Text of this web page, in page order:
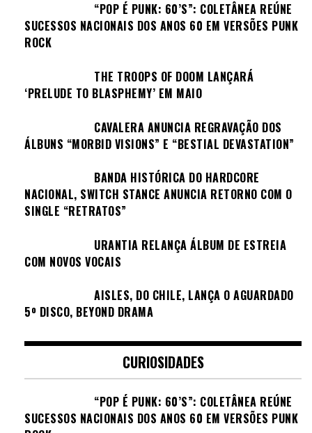
“POP É PUNK: 60’S”: COLETÂNEA REÚNE
SUCESSOS NACIONAIS DOS ANOS 60 EM VERSÕES PUNK
ROCK
THE TROOPS OF DOOM LANÇARÁ
‘PRELUDE TO BLASPHEMY’ EM MAIO
CAVALERA ANUNCIA REGRAVAÇÃO DOS
ÁLBUNS “MORBID VISIONS” E “BESTIAL DEVASTATION”
BANDA HISTÓRICA DO HARDCORE
NACIONAL, SWITCH STANCE ANUNCIA RETORNO COM O
SINGLE “RETRATOS”
URANTIA RELANÇA ÁLBUM DE ESTREIA
COM NOVOS VOCAIS
AISLES, DO CHILE, LANÇA O AGUARDADO
5º DISCO, BEYOND DRAMA
CURIOSIDADES
“POP É PUNK: 60’S”: COLETÂNEA REÚNE
SUCESSOS NACIONAIS DOS ANOS 60 EM VERSÕES PUNK